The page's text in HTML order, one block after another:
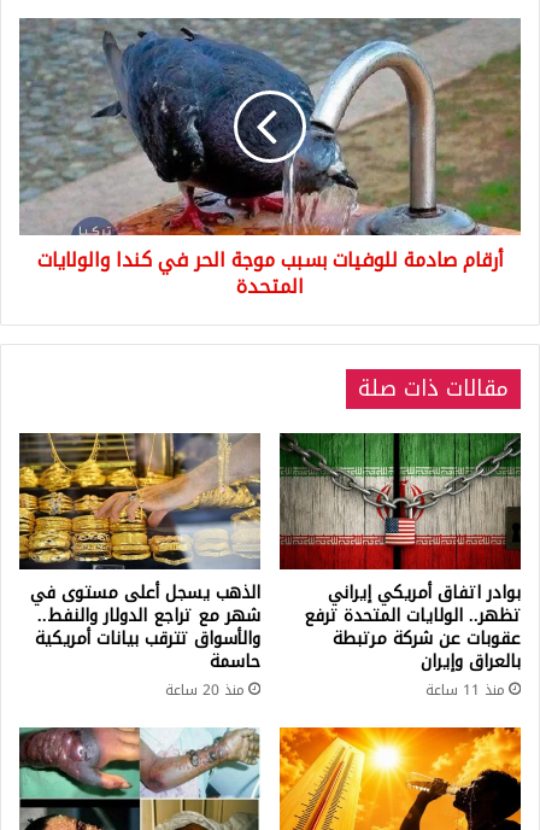
أرقام
صادمة
للوفيات
بسبب
موجة
الحر
في
كندا
والولايات
المتحدة
أرقام صادمة للوفيات بسبب موجة الحر في كندا والولايات
المتحدة
مقالات ذات صلة
بوادر اتفاق أمريكي إيراني
تظهر.. الولايات المتحدة ترفع
عقوبات عن شركة مرتبطة
بالعراق وإيران
منذ 11 ساعة
الذهب يسجل أعلى مستوى في
شهر مع تراجع الدولار والنفط..
والأسواق تترقب بيانات أمريكية
حاسمة
منذ 20 ساعة